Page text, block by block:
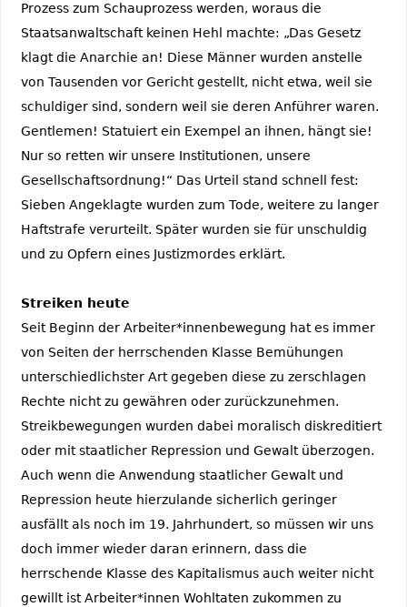
Prozess zum Schauprozess werden, woraus die
Staatsanwaltschaft keinen Hehl machte: „Das Gesetz
klagt die Anarchie an! Diese Männer wurden anstelle
von Tausenden vor Gericht gestellt, nicht etwa, weil sie
schuldiger sind, sondern weil sie deren Anführer waren.
Gentlemen! Statuiert ein Exempel an ihnen, hängt sie!
Nur so retten wir unsere Institutionen, unsere
Gesellschaftsordnung!“ Das Urteil stand schnell fest:
Sieben Angeklagte wurden zum Tode, weitere zu langer
Haftstrafe verurteilt. Später wurden sie für unschuldig
und zu Opfern eines Justizmordes erklärt.
Streiken heute
Seit Beginn der Arbeiter*innenbewegung hat es immer
von Seiten der herrschenden Klasse Bemühungen
unterschiedlichster Art gegeben diese zu zerschlagen
Rechte nicht zu gewähren oder zurückzunehmen.
Streikbewegungen wurden dabei moralisch diskreditiert
oder mit staatlicher Repression und Gewalt überzogen.
Auch wenn die Anwendung staatlicher Gewalt und
Repression heute hierzulande sicherlich geringer
ausfällt als noch im 19. Jahrhundert, so müssen wir uns
doch immer wieder daran erinnern, dass die
herrschende Klasse des Kapitalismus auch weiter nicht
gewillt ist Arbeiter*innen Wohltaten zukommen zu